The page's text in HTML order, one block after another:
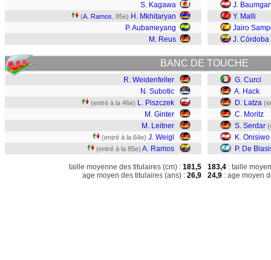
S. Kagawa
(A. Ramos , 85e) H. Mkhitaryan
P. Aubameyang
M. Reus
J.
Y. Malli
Jairo
J. Córdoba
BANC DE TOUCHE
R. Weidenfeller
N. Subotic
(entré à la 46e) L. Piszczek
M. Ginter
M. Leitner
(entré à la 64e) J. Weigl
(entré à la 85e) A. Ramos
taille moyenne des titulaires (cm) : 181,5
age moyen des titulaires (ans) : 26,9
G. Curci
A. Hack
D. Latza
C. Moritz
S. Serdar
K. Onisiwo
P. De
183,4 : taille
24,9 : age moyen